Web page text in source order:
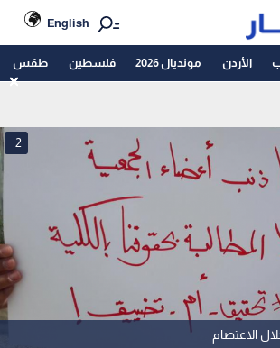
English
الأردن مونديال 2026 فلسطين طقس
الاعتصام
2